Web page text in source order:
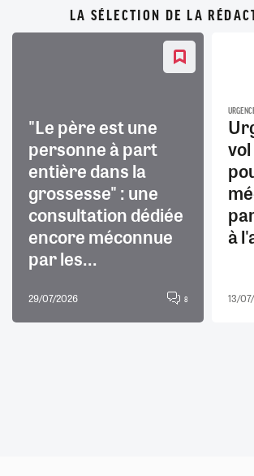
LA SÉLECTION DE LA
"Le père est une
personne à part
entière dans la
grossesse" : une
consultation dédiée
encore méconnue
par les...
29/07/2026 8
à
13/